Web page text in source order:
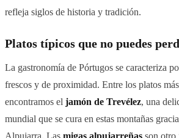
refleja siglos de historia y tradición.
Platos típicos que no puedes
La gastronomía de Pórtugos se caracteriza
frescos y de proximidad. Entre los platos
encontramos el jamón de Trevélez, una
mundial que se cura en estas montañas